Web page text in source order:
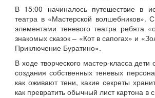
В 15:00 начиналось путешествие в
театра в «Мастерской волшебников».
элементами теневого театра ребята
знакомых сказок – «Кот в сапогах» и
Приключение Буратино».
В ходе творческого мастер-класса дети
создания собственных теневых
как оживают тени, какие секреты
как превратить обычный лист картона в